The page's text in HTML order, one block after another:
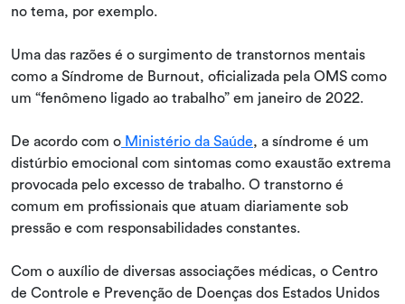
no tema, por exemplo.
Uma das razões é o surgimento de transtornos mentais
como a Síndrome de Burnout, oficializada pela OMS como
um “fenômeno ligado ao trabalho” em janeiro de 2022.
De acordo com o Ministério da Saúde, a síndrome é um
distúrbio emocional com sintomas como exaustão extrema
provocada pelo excesso de trabalho. O transtorno é
comum em profissionais que atuam diariamente sob
pressão e com responsabilidades constantes.
Com o auxílio de diversas associações médicas, o Centro
de Controle e Prevenção de Doenças dos Estados Unidos